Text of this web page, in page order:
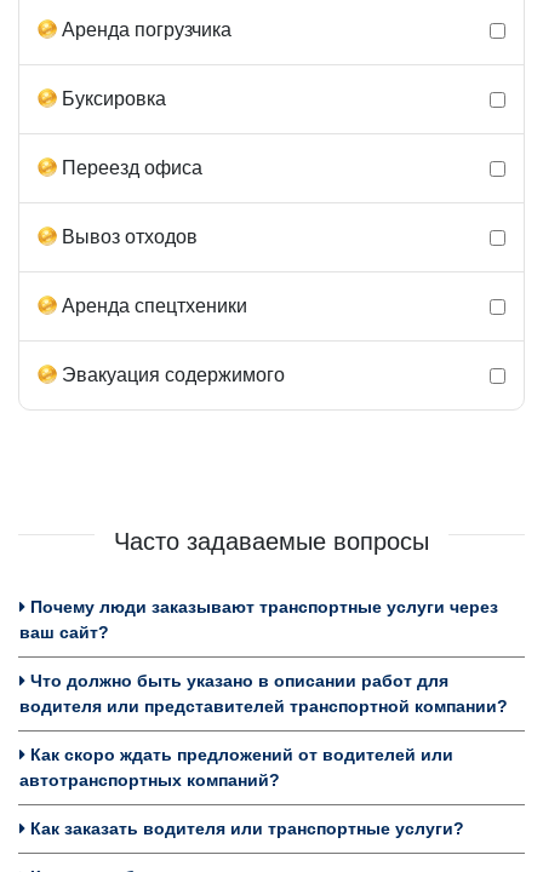
Аренда погрузчика
Буксировка
Переезд офиса
Вывоз отходов
Аренда спецтхеники
Эвакуация содержимого
Часто задаваемые вопросы
Почему люди заказывают транспортные услуги через
ваш сайт?
Что должно быть указано в описании работ для
водителя или представителей транспортной компании?
Как скоро ждать предложений от водителей или
автотранспортных компаний?
Как заказать водителя или транспортные услуги?